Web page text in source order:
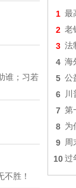
谁；习若
胜！
1 最
2 老
3 法
4 海
5 公
6 川
7 第
8 为
9 周
10 过